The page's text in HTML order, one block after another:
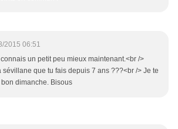
2015 06:51
un petit peu mieux maintenant.<br />
sévillane que tu fais depuis 7 ans ???<br /> Je te
dimanche. Bisous